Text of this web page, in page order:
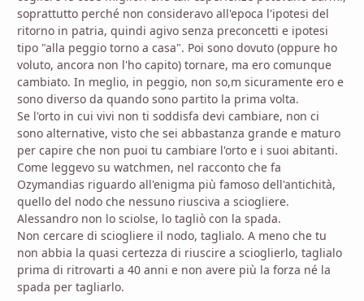
soprattutto perché non consideravo all'epoca l'ipotesi del
ritorno in patria, quindi agivo senza preconcetti e ipotesi
tipo "alla peggio torno a casa". Poi sono dovuto (oppure ho
voluto, ancora non l'ho capito) tornare, ma ero comunque
cambiato. In meglio, in peggio, non so,m sicuramente ero e
sono diverso da quando sono partito la prima volta.
Se l'orto in cui vivi non ti soddisfa devi cambiare, non ci
sono alternative, visto che sei abbastanza grande e maturo
per capire che non puoi tu cambiare l'orto e i suoi abitanti.
Come leggevo su watchmen, nel racconto che fa
Ozymandias riguardo all'enigma più famoso dell'antichità,
quello del nodo che nessuno riusciva a sciogliere.
Alessandro non lo sciolse, lo tagliò con la spada.
Non cercare di sciogliere il nodo, taglialo. A meno che tu
non abbia la quasi certezza di riuscire a scioglierlo, taglialo
prima di ritrovarti a 40 anni e non avere più la forza né la
spada per tagliarlo.